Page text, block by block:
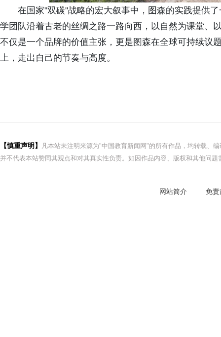
在国家"双碳"战略的宏大叙事中，图森的实践提供
学团队沿着古老的丝绸之路一路向西，以自然为课堂、
不仅是一个品牌的价值主张，更是图森在全球可持续议
上，走出自己的节奏与高度。
【慎重声明】
凡本站未注明来源为"中国教育新闻网"的所有作品，均转载、
并不代表本站赞同其观点和对其真实性负责。如因作品内容、版权和其他问
网站简介 免责